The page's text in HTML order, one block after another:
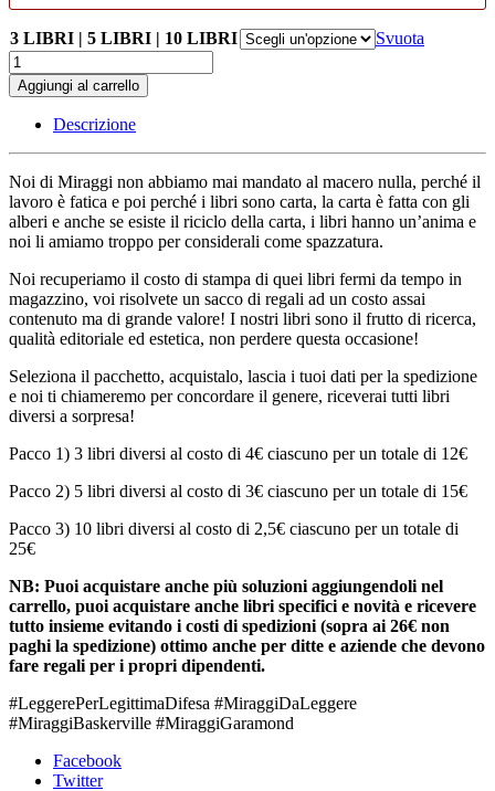
3 LIBRI | 5 LIBRI | 10 LIBRI
Svuota
A
Natale
salvare
dal
macero,
vale!
Ecco
come...
Aggiungi al carrello
Descrizione
Noi di Miraggi non abbiamo mai mandato al macero nulla, perché il
lavoro è fatica e poi perché i libri sono carta, la carta è fatta con gli
alberi e anche se esiste il riciclo della carta, i libri hanno un’anima e
noi li amiamo troppo per considerali come spazzatura.
Noi recuperiamo il costo di stampa di quei libri fermi da tempo in
magazzino, voi risolvete un sacco di regali ad un costo assai
contenuto ma di grande valore! I nostri libri sono il frutto di ricerca,
qualità editoriale ed estetica, non perdere questa occasione!
Seleziona il pacchetto, acquistalo, lascia i tuoi dati per la spedizione
e noi ti chiameremo per concordare il genere, riceverai tutti libri
diversi a sorpresa!
Pacco 1) 3 libri diversi al costo di 4€ ciascuno per un totale di 12€
Pacco 2) 5 libri diversi al costo di 3€ ciascuno per un totale di 15€
Pacco 3) 10 libri diversi al costo di 2,5€ ciascuno per un totale di
25€
NB: Puoi acquistare anche più soluzioni aggiungendoli nel
carrello, puoi acquistare anche libri specifici e novità e ricevere
tutto insieme evitando i costi di spedizioni (sopra ai 26€ non
paghi la spedizione) ottimo anche per ditte e aziende che devono
fare regali per i propri dipendenti.
#LeggerePerLegittimaDifesa #MiraggiDaLeggere
#MiraggiBaskerville #MiraggiGaramond
Facebook
Twitter